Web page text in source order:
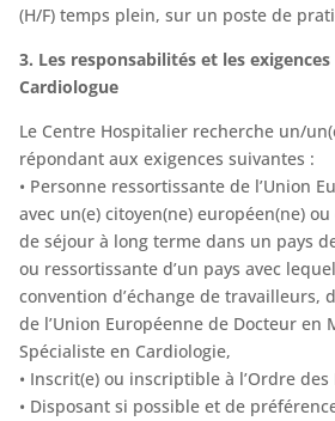
(H/F) temps plein, sur un poste de
3. Les responsabilités et les
Cardiologue
Le Centre Hospitalier recherche un/
répondant aux exigences suivantes :
• Personne ressortissante de l’Union
avec un(e) citoyen(ne) européen(ne)
de séjour à long terme dans un pays
ou ressortissante d’un pays avec
convention d’échange de travailleurs,
de l’Union Européenne de Docteur en
Spécialiste en Cardiologie,
• Inscrit(e) ou inscriptible à l’Ordre
• Disposant si possible et de